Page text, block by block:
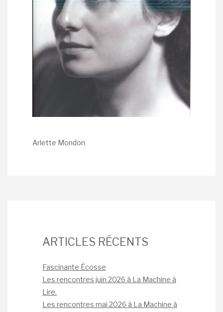
Arlette Mondon
ARTICLES RÉCENTS
Fascinante Écosse
Les rencontres juin 2026 à La Machine à
Lire.
Les rencontres mai 2026 à La Machine à